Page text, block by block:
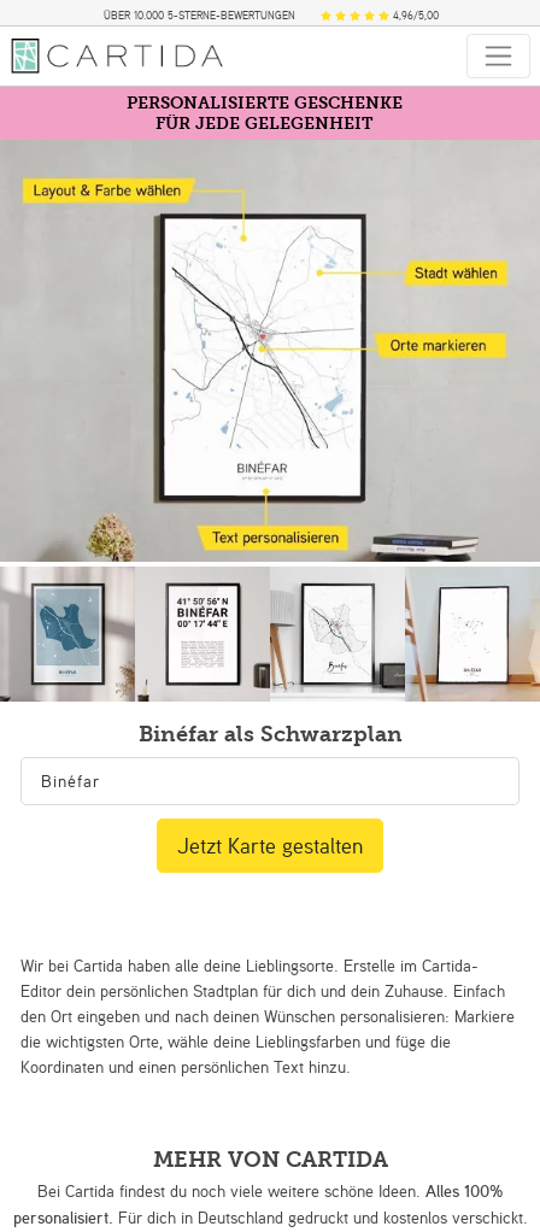
ÜBER 10.000 5-STERNE-BEWERTUNGEN 4,96/5,00
PERSONALISIERTE GESCHENKE
FÜR JEDE GELEGENHEIT
Binéfar als Schwarzplan
Wir bei Cartida haben alle deine Lieblingsorte. Erstelle im Cartida-
Editor dein persönlichen Stadtplan für dich und dein Zuhause. Einfach
den Ort eingeben und nach deinen Wünschen personalisieren: Markiere
die wichtigsten Orte, wähle deine Lieblingsfarben und füge die
Koordinaten und einen persönlichen Text hinzu.
Jetzt Karte gestalten
MEHR VON CARTIDA
Bei Cartida findest du noch viele weitere schöne Ideen. Alles 100%
personalisiert. Für dich in Deutschland gedruckt und kostenlos verschickt.